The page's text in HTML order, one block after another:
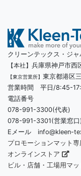
クリーンテックス・ジ
【本社】 兵庫県神戸市西
【東京営業所】 東京都港区
営業時間 平日/8:45-
電話番号
078-991-3300(代表)
078-991-3301(営業窓口
Eメール info@kleen-
プロモーションマット専
オンラインストア
ビル・店舗・工場用マッ